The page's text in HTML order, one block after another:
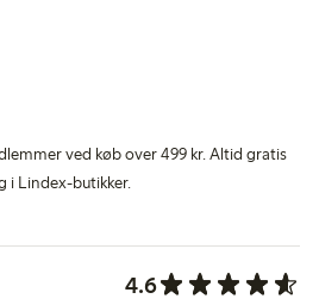
ved køb over 499 kr. Altid gratis
i Lindex-butikker.
4.6